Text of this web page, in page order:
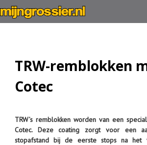
TRW-remblokken
Cotec
TRW’s remblokken worden van een
Cotec. Deze coating zorgt voor een
stopafstand bij de eerste stops na het